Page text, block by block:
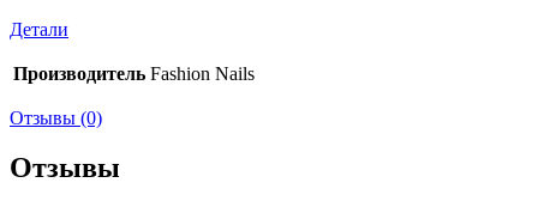
Детали
Производитель Fashion Nails
Отзывы (0)
Отзывы